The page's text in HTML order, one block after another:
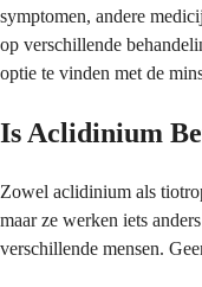
symptomen, andere
op verschillende
optie te vinden met de
Is Aclidinium
Zowel aclidinium als
maar ze werken iets
verschillende mensen.